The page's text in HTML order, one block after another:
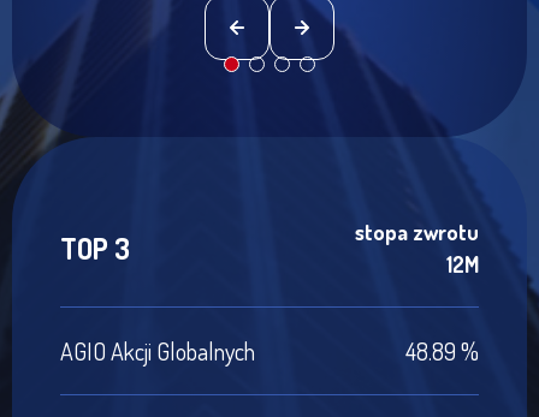
TOP 3
stopa zwrotu
12M
AGIO Akcji Globalnych 48.89 %